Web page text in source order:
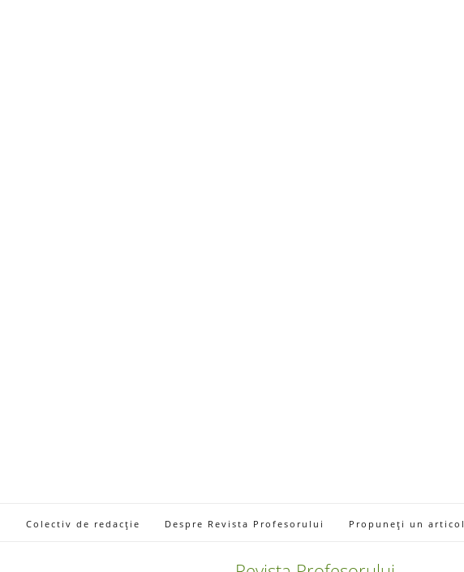
Colectiv de redacție Despre Revista Profesorului Propuneți un articol